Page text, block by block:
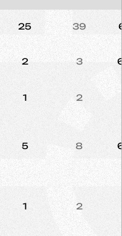
25 39
2 3
1 2
5 8
1 2